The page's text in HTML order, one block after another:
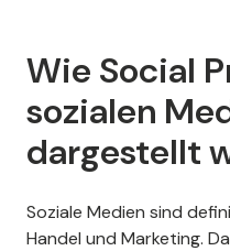
Wie Social
sozialen
dargestellt
Soziale Medien sind
Handel und Marketing.